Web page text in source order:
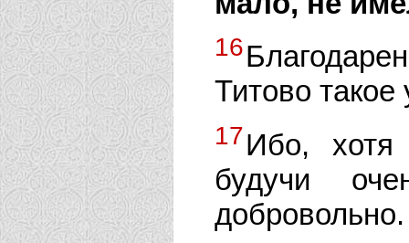
16
Титово
17Ибо,
будучи
добровольно.